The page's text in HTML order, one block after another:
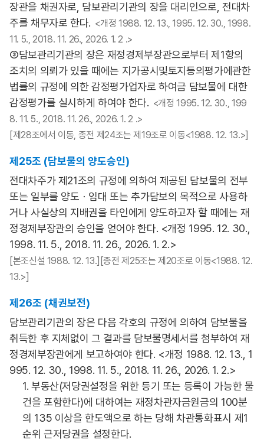
장관을 채권자로, 담보관리기관의 장을 대리인으로, 전대차
주를 채무자로 한다. <개정 1988. 12. 13., 1995. 12. 30., 1998.
11. 5., 2018. 11. 26., 2026. 1. 2 .>
③담보관리기관의 장은 재정경제부장관으로부터 제1항의
조치의 의뢰가 있을 때에는 지가공시및토지등의평가에관한
법률의 규정에 의한 감정평가업자로 하여금 담보물에 대한
감정평가를 실시하게 하여야 한다. <개정 1995. 12. 30., 199
8. 11. 5., 2018. 11. 26., 2026. 1. 2 .>
[제28조에서 이동, 종전 제24조는 제19조로 이동<1988. 12. 13.>]
제25조 (담보물의 양도승인)
전대차주가 제21조의 규정에 의하여 제공된 담보물의 전부
또는 일부를 양도ㆍ임대 또는 추가담보의 목적으로 사용하
거나 사실상의 지배권을 타인에게 양도하고자 할 때에는 재
정경제부장관의 승인을 얻어야 한다. <개정 1995. 12. 30.,
1998. 11. 5., 2018. 11. 26., 2026. 1. 2.>
[본조신설 1988. 12. 13.][종전 제25조는 제20조로 이동<1988. 12.
13.>]
제26조 (채권보전)
담보관리기관의 장은 다음 각호의 규정에 의하여 담보물을
취득한 후 지체없이 그 결과를 담보물명세서를 첨부하여 재
정경제부장관에게 보고하여야 한다. <개정 1988. 12. 13., 1
995. 12. 30., 1998. 11. 5., 2018. 11. 26., 2026. 1. 2.>
1. 부동산(저당권설정을 위한 등기 또는 등록이 가능한 물
건을 포함한다)에 대하여는 재정차관자금원금의 100분
의 135 이상을 한도액으로 하는 당해 차관통화표시 제1
순위 근저당권을 설정한다.